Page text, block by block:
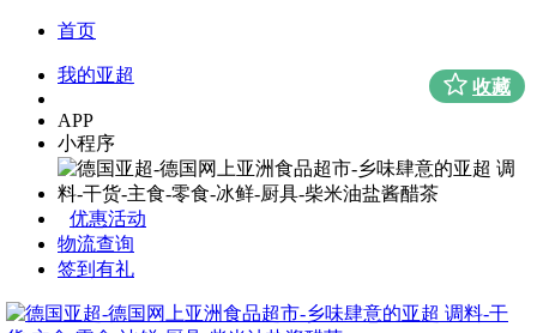
首页
我的亚超
APP
小程序
优惠活动
物流查询
签到有礼
收藏